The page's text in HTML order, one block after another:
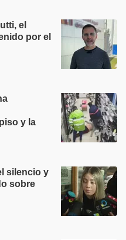
el
por el
y la
silencio y
sobre